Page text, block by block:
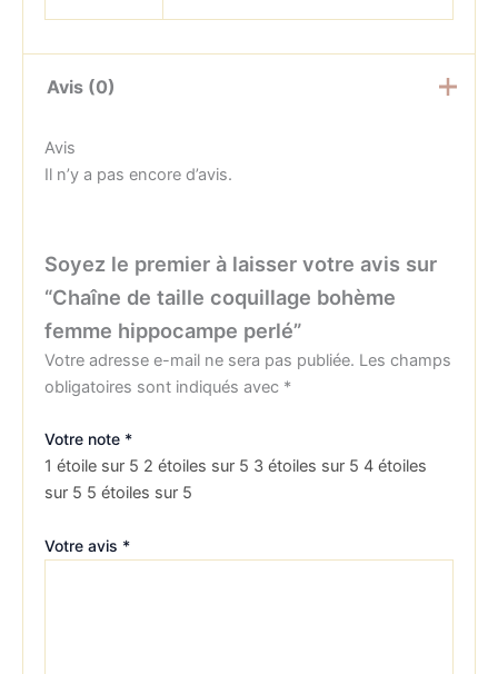
Avis (0)
Avis
Il n’y a pas encore d’avis.
Soyez le premier à laisser votre avis sur
“Chaîne de taille coquillage bohème
femme hippocampe perlé”
Votre adresse e-mail ne sera pas publiée. Les champs
obligatoires sont indiqués avec *
Votre note *
1 étoile sur 5 2 étoiles sur 5 3 étoiles sur 5 4 étoiles
sur 5 5 étoiles sur 5
Votre avis *